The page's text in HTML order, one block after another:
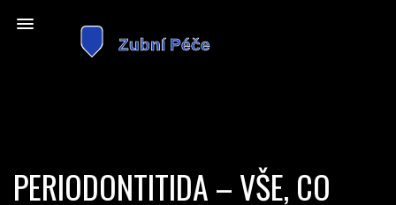
PERIODONTITIDA – VŠE, CO